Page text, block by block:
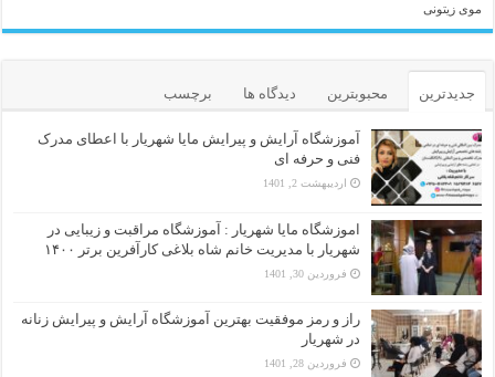
موی زیتونی
جدیدترین محبوبترین دیدگاه ها برچسب
آموزشگاه آرایش و پیرایش مایا شهریار با اعطای مدرک
فنی و حرفه ای
اردیبهشت 2, 1401
اموزشگاه مایا شهریار : آموزشگاه مراقبت و زیبایی در
شهریار با مدیریت خانم شاه بلاغی کارآفرین برتر ۱۴۰۰
فروردین 30, 1401
راز و رمز موفقیت بهترین آموزشگاه آرایش و پیرایش زنانه
در شهریار
فروردین 28, 1401